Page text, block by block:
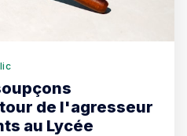
de l'agresseur
au Lycée